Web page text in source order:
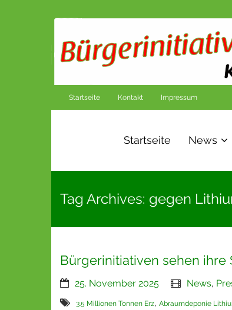
Startseite Kontakt Impressum
Startseite News
Tag Archives: gegen
Bürgerinitiativen sehen
25. November 2025 News,
3.5 Millionen Tonnen Erz, Abraumdeponie